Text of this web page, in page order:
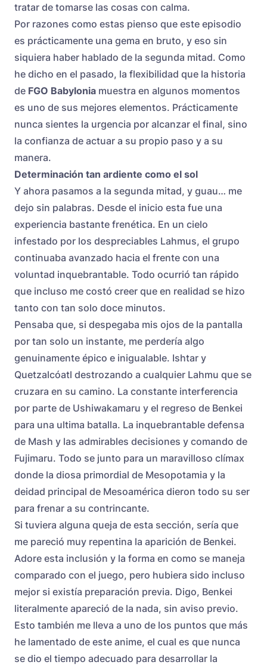
tratar de tomarse las cosas con calma.
Por razones como estas pienso que este episodio
es prácticamente una gema en bruto, y eso sin
siquiera haber hablado de la segunda mitad. Como
he dicho en el pasado, la flexibilidad que la historia
de FGO Babylonia muestra en algunos momentos
es uno de sus mejores elementos. Prácticamente
nunca sientes la urgencia por alcanzar el final, sino
la confianza de actuar a su propio paso y a su
manera.
Determinación tan ardiente como el sol
Y ahora pasamos a la segunda mitad, y guau… me
dejo sin palabras. Desde el inicio esta fue una
experiencia bastante frenética. En un cielo
infestado por los despreciables Lahmus, el grupo
continuaba avanzado hacia el frente con una
voluntad inquebrantable. Todo ocurrió tan rápido
que incluso me costó creer que en realidad se hizo
tanto con tan solo doce minutos.
Pensaba que, si despegaba mis ojos de la pantalla
por tan solo un instante, me perdería algo
genuinamente épico e inigualable. Ishtar y
Quetzalcóatl destrozando a cualquier Lahmu que se
cruzara en su camino. La constante interferencia
por parte de Ushiwakamaru y el regreso de Benkei
para una ultima batalla. La inquebrantable defensa
de Mash y las admirables decisiones y comando de
Fujimaru. Todo se junto para un maravilloso clímax
donde la diosa primordial de Mesopotamia y la
deidad principal de Mesoamérica dieron todo su ser
para frenar a su contrincante.
Si tuviera alguna queja de esta sección, sería que
me pareció muy repentina la aparición de Benkei.
Adore esta inclusión y la forma en como se maneja
comparado con el juego, pero hubiera sido incluso
mejor si existía preparación previa. Digo, Benkei
literalmente apareció de la nada, sin aviso previo.
Esto también me lleva a uno de los puntos que más
he lamentado de este anime, el cual es que nunca
se dio el tiempo adecuado para desarrollar la